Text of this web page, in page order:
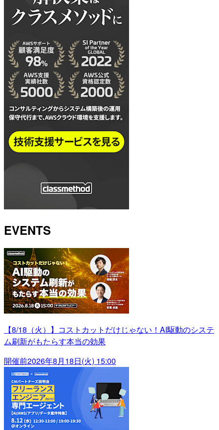
EVENTS
【8/18（火）】コストカットだけじゃない！AI駆動のシステ
ム刷新がもたらす本当の効果
開催前2026年8月18日(火) 15:00